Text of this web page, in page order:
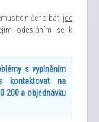
ničeho bát, jde
odesláním se k
s vyplněním
kontaktovat na
200 a objednávku